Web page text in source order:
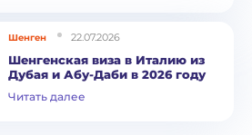
Шенген 22.07.2026
Шенгенская виза в Италию из
Дубая и Абу-Даби в 2026 году
Читать далее